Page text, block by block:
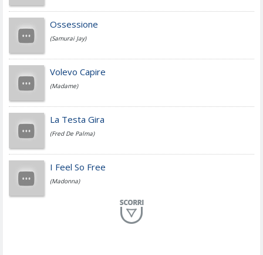
Cesare Cremonini
Jovanotti
Fedez
Simone Cristicchi
Ossessione
(Samurai Jay)
Volevo Capire
(Madame)
La Testa Gira
(Fred De Palma)
I Feel So Free
(Madonna)